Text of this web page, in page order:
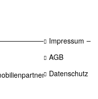
in Essen.
Impressum
AGB
Datenschutz